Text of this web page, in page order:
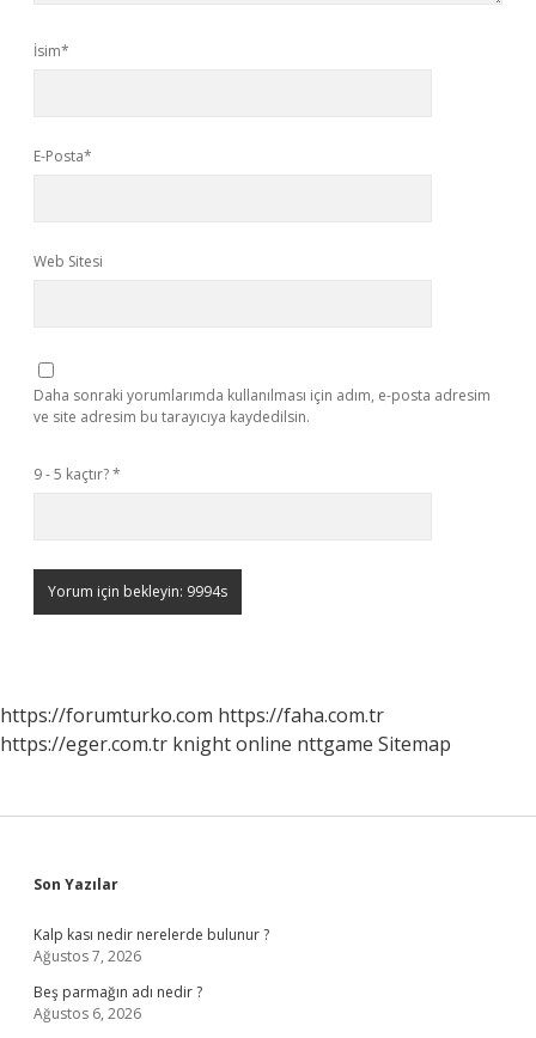
İsim*
E-Posta*
Web Sitesi
Daha sonraki yorumlarımda kullanılması için adım, e-posta adresim
ve site adresim bu tarayıcıya kaydedilsin.
9 - 5 kaçtır?*
https://forumturko.com https://faha.com.tr
https://eger.com.tr knight online nttgame Sitemap
Sidebar
Son Yazılar
Kalp kası nedir nerelerde bulunur ?
Ağustos 7, 2026
Beş parmağın adı nedir ?
Ağustos 6, 2026